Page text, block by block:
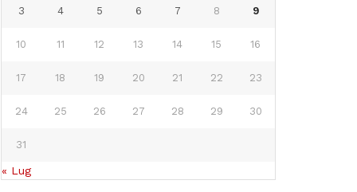
3 4 5 6 7 8 9
10 11 12 13 14 15 16
17 18 19 20 21 22 23
24 25 26 27 28 29 30
31
« Lug